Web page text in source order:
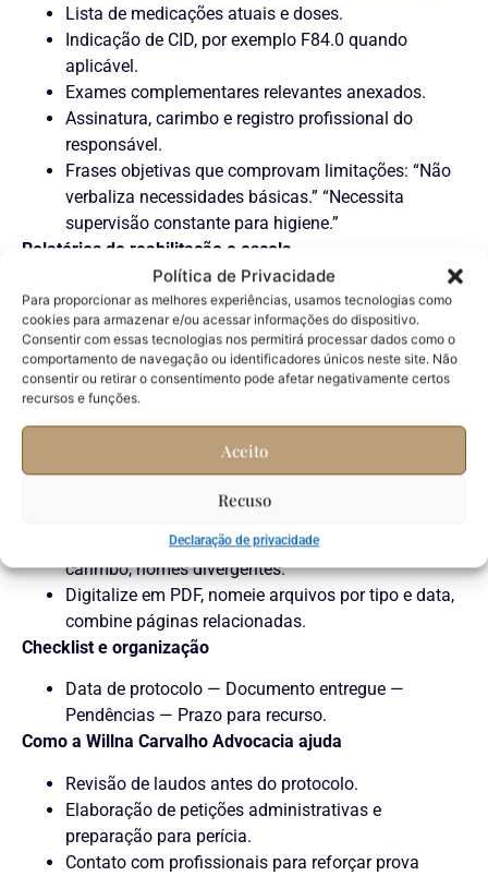
Política de Privacidade
Para proporcionar as melhores experiências, usamos tecnologias como
cookies para armazenar e/ou acessar informações do dispositivo.
Consentir com essas tecnologias nos permitirá processar dados como o
comportamento de navegação ou identificadores únicos neste site. Não
consentir ou retirar o consentimento pode afetar negativamente certos
recursos e funções.
Aceito
Recuso
Declaração de privacidade
Lista de medicações atuais e doses.
Indicação de CID, por exemplo F84.0 quando
aplicável.
Exames complementares relevantes anexados.
Assinatura, carimbo e registro profissional do
responsável.
Frases objetivas que comprovam limitações: “Não
verbaliza necessidades básicas.” “Necessita
supervisão constante para higiene.”
Relatórios de reabilitação e escola
Fonoaudiologia, terapia ocupacional e psicologia.
Boletins e relatórios escolares que mostrem
desempenho e apoio necessário.
Passo a passo prático
Agende pelo Meu INSS, reúna docs digitais e
Prepare-se para perícia e avaliação social; leve
Evite erros: documentos incompletos, laudos sem
carimbo, nomes divergentes.
Digitalize em PDF, nomeie arquivos por tipo e data,
combine páginas relacionadas.
Checklist e organização
Data de protocolo — Documento entregue —
Pendências — Prazo para recurso.
Como a Willna Carvalho Advocacia ajuda
Revisão de laudos antes do protocolo.
Elaboração de petições administrativas e
preparação para perícia.
Contato com profissionais para reforçar prova